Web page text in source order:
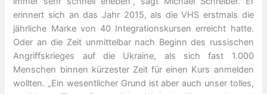
erinnert sich an das Jahr 2015, als die VHS erstmals die
jährliche Marke von 40 Integrationskursen erreicht hatte.
Oder an die Zeit unmittelbar nach Beginn des russischen
Angriffskrieges auf die Ukraine, als sich fast 1.000
Menschen binnen kürzester Zeit für einen Kurs anmelden
wollten. „Ein wesentlicher Grund ist aber auch unser tolles,